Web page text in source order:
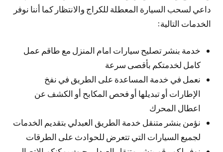
داعي لسحب السيارة المعطلة للكراج والانتظار كما أننا نوفر
الخدمات التالية:
خدمة بنشر تصليح سيارات امام المنزل مع طاقم عمل
كامل لخدمتكم بأقصى سرعة
نعمل في خدمة المساعدة على الطريق في نفخ
الإطارات أو تبديلها أو فحص المكابح أو الكشف عن
اعطال المحرك
نؤمن بنشر متنقل خدمة الطريق العبدلي بتقديم الخدمات
لجميع السيارات التي تتعرض للحوادث على الطرقات